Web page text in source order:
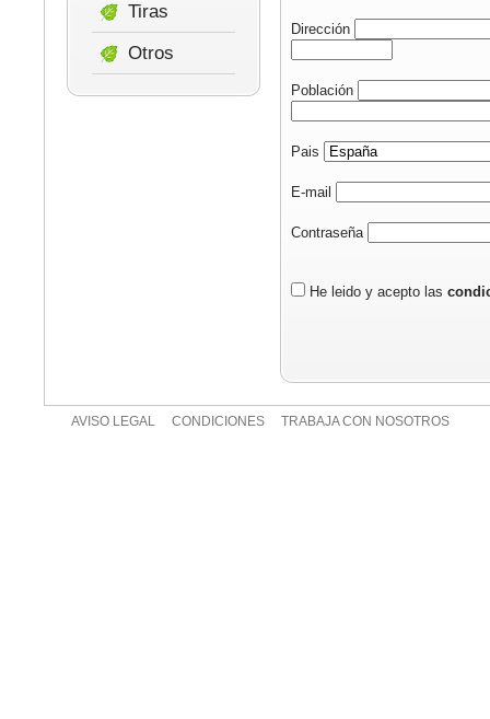
Dirección
Población
Pais
E-mail
Contraseña
He leido y acepto las
Tiras
Otros
AVISO LEGAL CONDICIONES TRABAJA CON NOSOTROS